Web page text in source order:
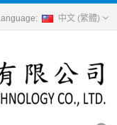
中文 (繁體)